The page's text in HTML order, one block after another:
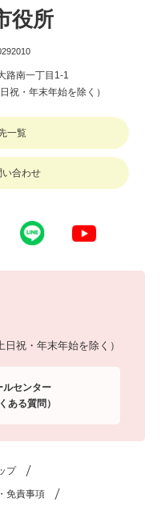
役所
路南一丁目1-1
祝・年末年始を除く）
一覧
い合わせ
祝・年末年始を除く）
ルセンター
ある質問）
プ
免責事項